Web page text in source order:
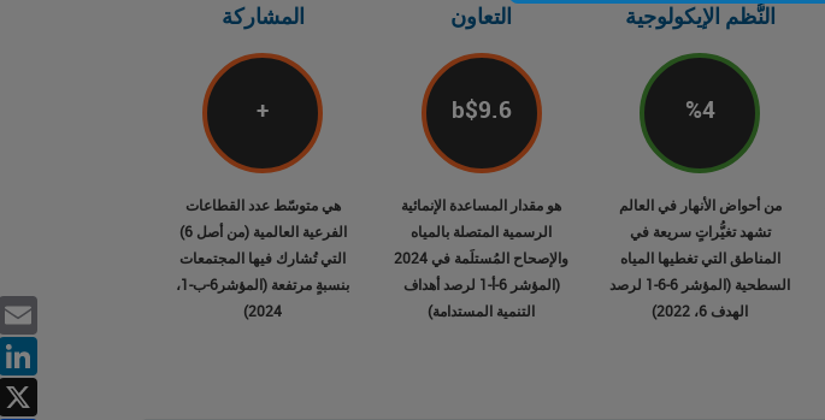
النُّظم الإيكولوجية
%4
من أحواض الأنهار في العالم
تشهد تغيُّراتٍ سريعة في
المناطق التي تغطيها المياه
السطحية (المؤشر 6-6-1 لرصد
الهدف 6، 2022)
التعاون
b$9.6
هو مقدار المساعدة الإنمائية
الرسمية المتصلة بالمياه
والإصحاح المُستلَمة في 2024
(المؤشر 6-أ-1 لرصد أهداف
التنمية المستدامة)
المشاركة
+
هي متوسّط عدد القطاعات
الفرعية العالمية (من أصل 6)
التي تُشارك فيها المجتمعات
بنسبةٍ مرتفعة (المؤشر6-ب-1،
2024)